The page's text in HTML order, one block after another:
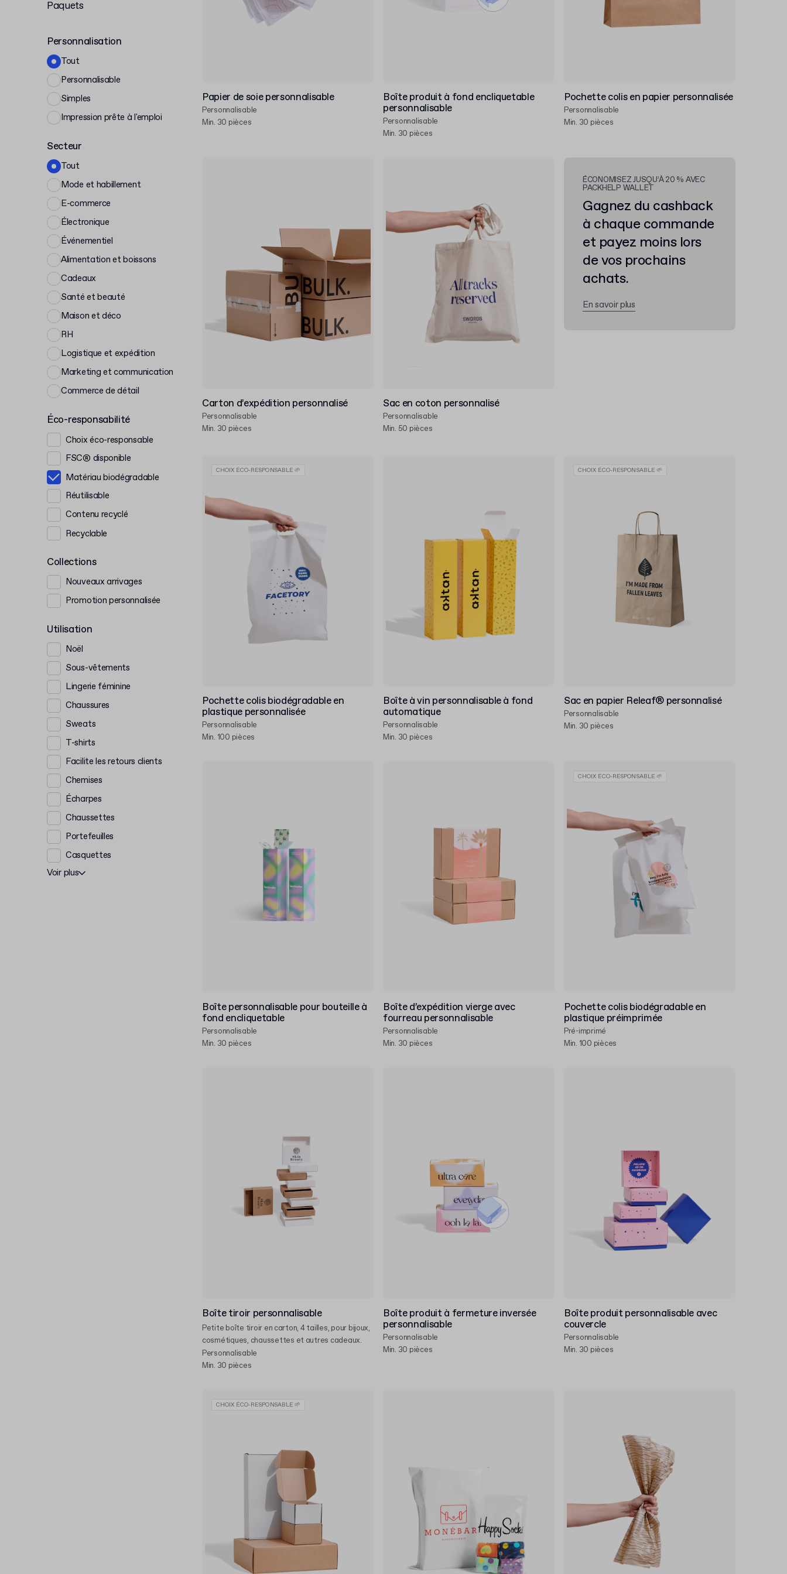
Paquets
Personnalisation
Tout
Personnalisable
Simples
Impression prête à l'emploi
Secteur
Tout
Mode et habillement
E-commerce
Électronique
Événementiel
Alimentation et boissons
Cadeaux
Santé et beauté
Maison et déco
RH
Logistique et expédition
Marketing et communication
Commerce de détail
Éco-responsabilité
Choix éco-responsable
FSC® disponible
Matériau biodégradable
Réutilisable
Contenu recyclé
Recyclable
Collections
Nouveaux arrivages
Promotion personnalisée
Utilisation
Noël
Sous-vêtements
Lingerie féminine
Chaussures
Sweats
T-shirts
Facilite les retours clients
Chemises
Écharpes
Chaussettes
Portefeuilles
Casquettes
Voir plus
Papier de soie personnalisable
Personnalisable
Min. 30 pièces
Boîte produit à fond encliquetable
personnalisable
Personnalisable
Min. 30 pièces
Pochette colis en papier personnalisée
Personnalisable
Min. 30 pièces
Carton d’expédition personnalisé
Personnalisable
Min. 30 pièces
Sac en coton personnalisé
Personnalisable
Min. 50 pièces
Pochette colis biodégradable en
plastique personnalisée
Personnalisable
Min. 100 pièces
CHOIX ÉCO-RESPONSABLE 🌱
Boîte à vin personnalisable à fond
automatique
Personnalisable
Min. 30 pièces
Sac en papier Releaf® personnalisé
Personnalisable
Min. 30 pièces
CHOIX ÉCO-RESPONSABLE 🌱
Boîte personnalisable pour bouteille à
fond encliquetable
Personnalisable
Min. 30 pièces
Boîte d’expédition vierge avec
fourreau personnalisable
Personnalisable
Min. 30 pièces
Pochette colis biodégradable en
plastique préimprimée
Pré-imprimé
Min. 100 pièces
CHOIX ÉCO-RESPONSABLE 🌱
Boîte tiroir personnalisable
Petite boîte tiroir en carton, 4 tailles, pour bijoux,
cosmétiques, chaussettes et autres cadeaux.
Personnalisable
Min. 30 pièces
Boîte produit à fermeture inversée
personnalisable
Personnalisable
Min. 30 pièces
Boîte produit personnalisable avec
couvercle
Personnalisable
Min. 30 pièces
CHOIX ÉCO-RESPONSABLE 🌱
ÉCONOMISEZ JUSQU’À 20 % AVEC
PACKHELP WALLET
Gagnez du cashback
à chaque commande
et payez moins lors
de vos prochains
achats.
En savoir plus